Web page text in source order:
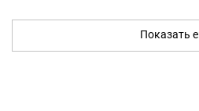
Показать